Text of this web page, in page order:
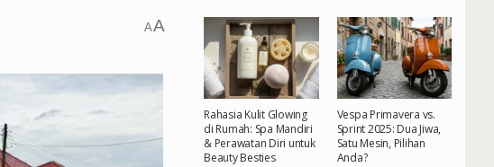
AA
Rahasia Kulit Glowing
di Rumah: Spa Mandiri
& Perawatan Diri untuk
Beauty Besties
Vespa Primavera vs.
Sprint 2025: Dua Jiwa,
Satu Mesin, Pilihan
Anda?